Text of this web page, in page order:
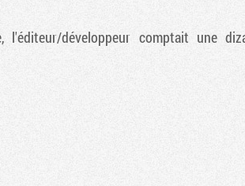
l'éditeur/développeur comptait une